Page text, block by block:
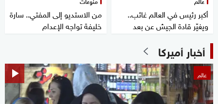
أكبر رئيس في العالم غائب..
ويغيّر قادة الجيش عن بعد
من الاستديو إلى المفتي.. سارة
خليفة تواجه الإعدام
أخبار أميركا
عالم